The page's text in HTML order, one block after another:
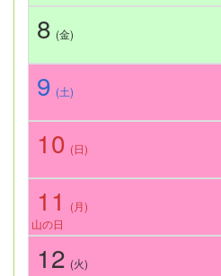
8 (金)
9 (土)
10 (日)
11
(月)
山の日
12 (火)